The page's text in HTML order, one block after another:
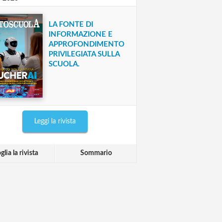
LA FONTE DI
INFORMAZIONE E
APPROFONDIMENTO
PRIVILEGIATA SULLA
SCUOLA.
Leggi la rivista
la rivista Sommario